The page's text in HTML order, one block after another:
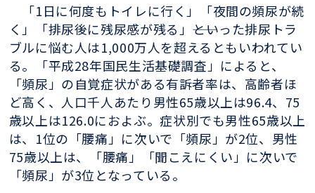
「1日に何度もトイレに行く」「夜間の頻尿が続
く」「排尿後に残尿感が残る」――といった排尿トラ
ブルに悩む人は1,000万人を超えるともいわれてい
る。「平成28年国民生活基礎調査」によると、
「頻尿」の自覚症状がある有訴者率は、高齢者ほ
ど高く、人口千人あたり男性65歳以上は96.4、75
歳以上は126.0におよぶ。症状別でも男性65歳以上
は、1位の「腰痛」に次いで「頻尿」が2位、男性
75歳以上は、「腰痛」「聞こえにくい」に次いで
「頻尿」が3位となっている。